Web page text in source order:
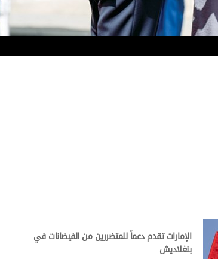
الإمارات تقدم دعماً للمتضررين من الفيضانات في
بنغلاديش